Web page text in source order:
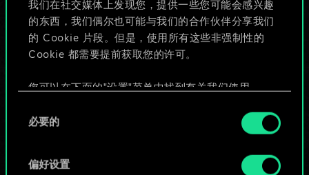
我们在社交媒体上发现您，提供一些您可能会感兴趣
的东西，我们偶尔也可能与我们的合作伙伴分享我们
的 Cookie 片段。但是，使用所有这些非强制性的
Cookie 都需要提前获取您的许可。
您可以在下面的"设置"菜单中找到有关我们使用
好。一旦您了解了其中的内容并准备好继续，请点
必要的
偏好设置
给牌组命名并撰写攻略
编辑牌组